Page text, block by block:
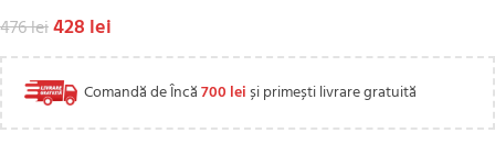
476lei428 lei
Comandă de Încă700 leiși primești livrare gratuită